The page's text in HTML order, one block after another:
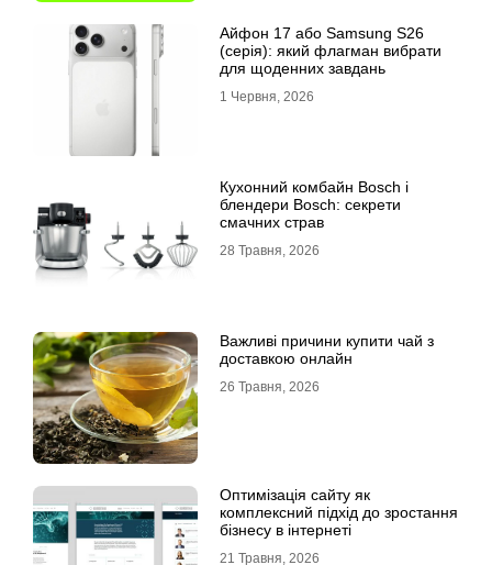
Айфон 17 або Samsung S26
(серія): який флагман вибрати
для щоденних завдань
1 Червня, 2026
Кухонний комбайн Bosch і
блендери Bosch: секрети
смачних страв
28 Травня, 2026
Важливі причини купити чай з
доставкою онлайн
26 Травня, 2026
Оптимізація сайту як
комплексний підхід до зростання
бізнесу в інтернеті
21 Травня, 2026